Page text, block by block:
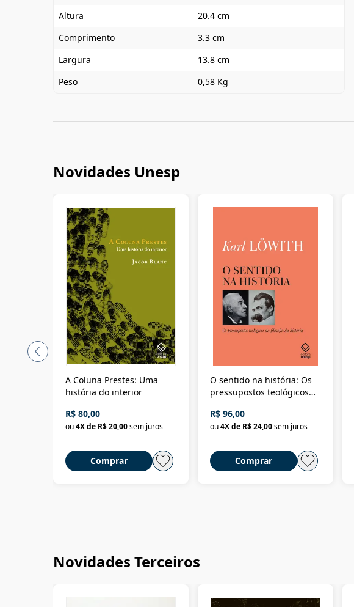
Altura
20.4 cm
Comprimento
3.3 cm
Largura
13.8 cm
Peso
0,58 Kg
Novidades Unesp
A Coluna Prestes: Uma
história do interior
R$ 80,00
ou4X de R$ 20,00sem juros
Comprar
O sentido na história: Os
pressupostos teológicos
R$ 96,00
ou4X de R$ 24,00sem juros
Comprar
Novidades Terceiros